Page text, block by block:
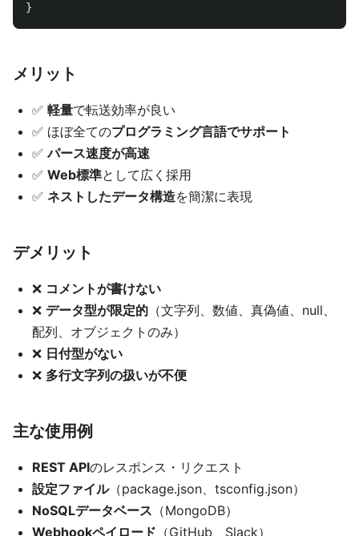
}
メリット
✅ 軽量で転送効率が良い
✅ ほぼ全てのプログラミング言語でサポート
✅パース速度が高速
✅ Web標準として広く採用
✅ ネストしたデータ構造を簡潔に表現
デメリット
❌ コメントが書けない
❌ データ型が限定的 （文字列、数値、真偽値、null、
配列、オブジェクトのみ）
❌ 日付型がない
❌ 多行文字列の扱いが不便
主な使用例
REST APIのレスポンス・リクエスト
設定ファイル（package.json、tsconfig.json）
NoSQLデータベース （MongoDB）
Webhookペイロード （GitHub、Slack）